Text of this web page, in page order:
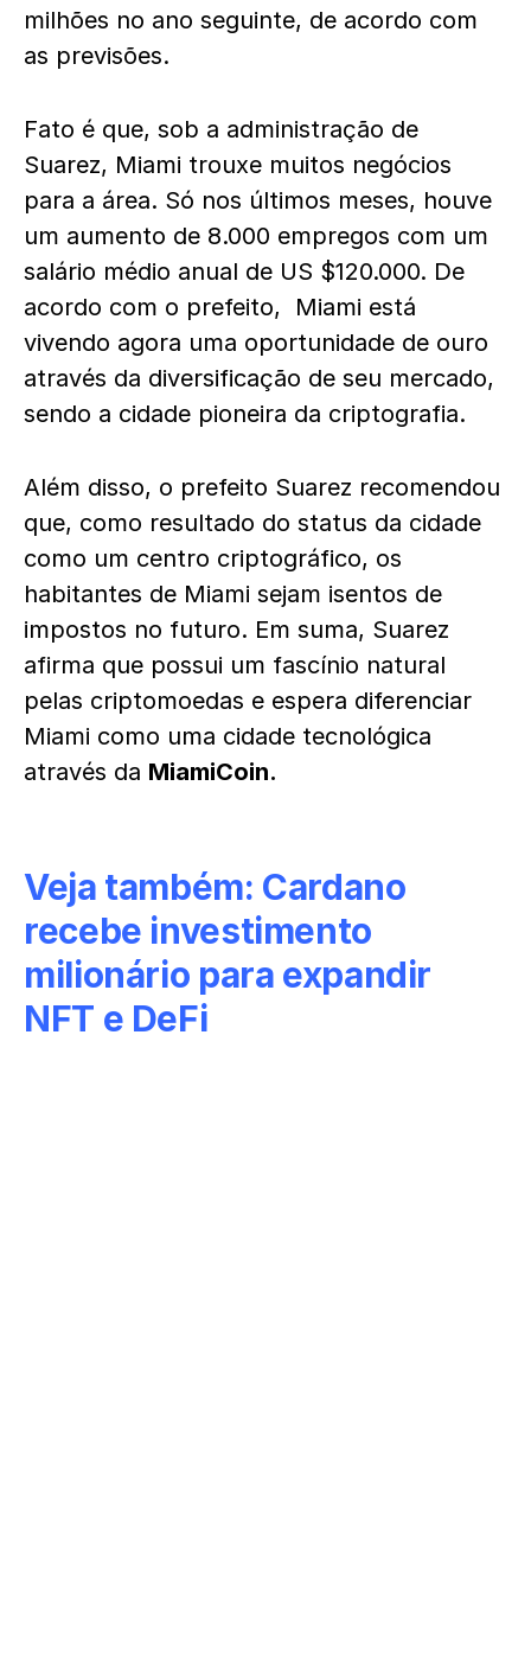
milhões no ano seguinte, de acordo com
as previsões.
Fato é que, sob a administração de
Suarez, Miami trouxe muitos negócios
para a área. Só nos últimos meses, houve
um aumento de 8.000 empregos com um
salário médio anual de US $120.000. De
acordo com o prefeito, Miami está
vivendo agora uma oportunidade de ouro
através da diversificação de seu mercado,
sendo a cidade pioneira da criptografia.
Além disso, o prefeito Suarez recomendou
que, como resultado do status da cidade
como um centro criptográfico, os
habitantes de Miami sejam isentos de
impostos no futuro. Em suma, Suarez
afirma que possui um fascínio natural
pelas criptomoedas e espera diferenciar
Miami como uma cidade tecnológica
através da MiamiCoin.
Veja também: Cardano
recebe investimento
milionário para expandir
NFT e DeFi